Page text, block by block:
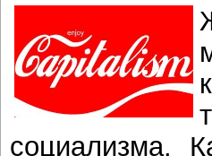
социализма.